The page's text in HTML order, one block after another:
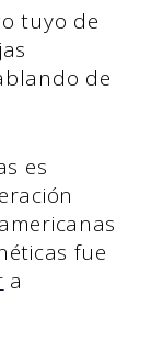
tuyo de
de
es
fue
a